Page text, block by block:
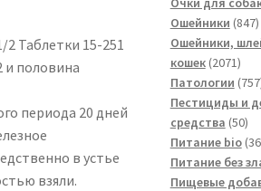
2 Таблетки 15-251
и половина
периода 20 дней
в устье
взяли.
Ошейники 847
Ошейники,
кошек 20712071
Патологии 757
Пестициды и
средства 5050
Питание bio 36
Питание без
Пищевые